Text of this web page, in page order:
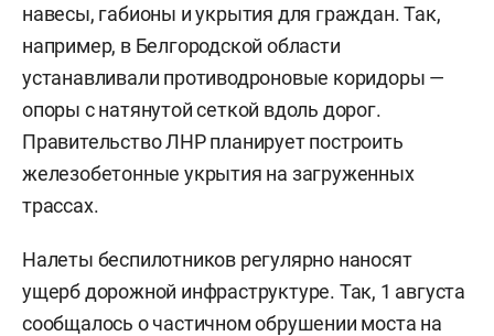
навесы, габионы и укрытия для граждан. Так,
например, в Белгородской области
устанавливали противодроновые коридоры —
опоры с натянутой сеткой вдоль дорог.
Правительство ЛНР планирует построить
железобетонные укрытия на загруженных
трассах.
Налеты беспилотников регулярно наносят
ущерб дорожной инфраструктуре. Так, 1 августа
сообщалось о частичном обрушении моста на